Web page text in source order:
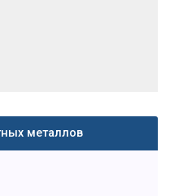
металлов